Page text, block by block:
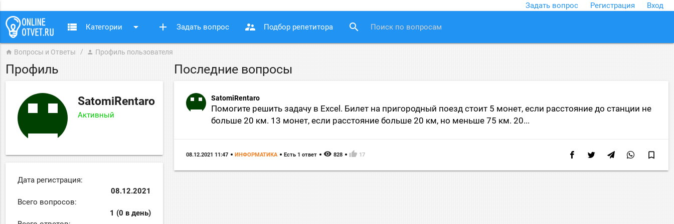
Задать вопрос Регистрация Вход
view_list Категории arrow_drop_down add Задать вопрос supervisor_account Подбор репетитора search
home Вопросы и Ответы person Профиль пользователя
Профиль
SatomiRentaro
Активный
Дата регистрация:
08.12.2021
Всего вопросов:
1 (0 в день)
Последние вопросы
SatomiRentaro
Помогите решить задачу в Excel. Билет на пригородный поезд стоит 5 монет, если расстояние до станции не
больше 20 км. 13 монет, если расстояние больше 20 км, но меньше 75 км. 20...
bookmark_border
08.12.2021 11:47 ИНФОРМАТИКА Есть 1 ответ remove_red_eye 828 thumb_up 17